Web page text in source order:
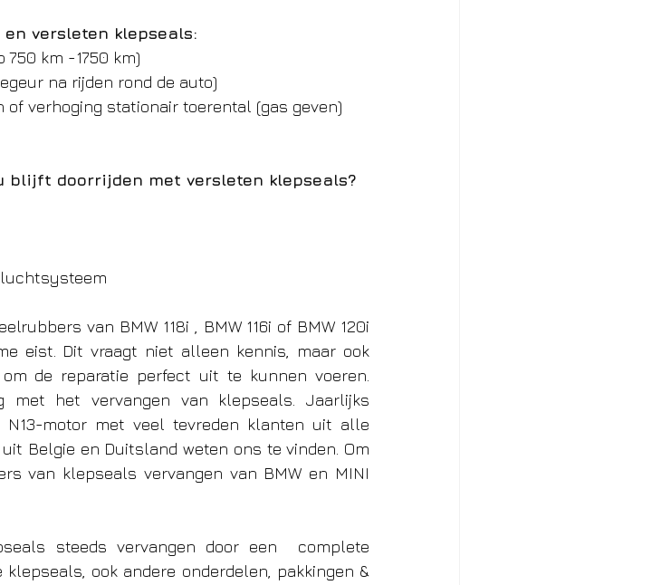
versleten klepseals:
km -1750 km)
na rijden rond de auto)
verhoging stationair toerental (gas geven)
blijft doorrijden met versleten klepseals?
van BMW 118i , BMW 116i of BMW 120i
eist. Dit vraagt niet alleen kennis, maar ook
de reparatie perfect uit te kunnen voeren.
met het vervangen van klepseals. Jaarlijks
motor met veel tevreden klanten uit alle
Belgie en Duitsland weten ons te vinden. Om
van klepseals vervangen van BMW en MINI
steeds vervangen door een  complete
ook andere onderdelen, pakkingen &